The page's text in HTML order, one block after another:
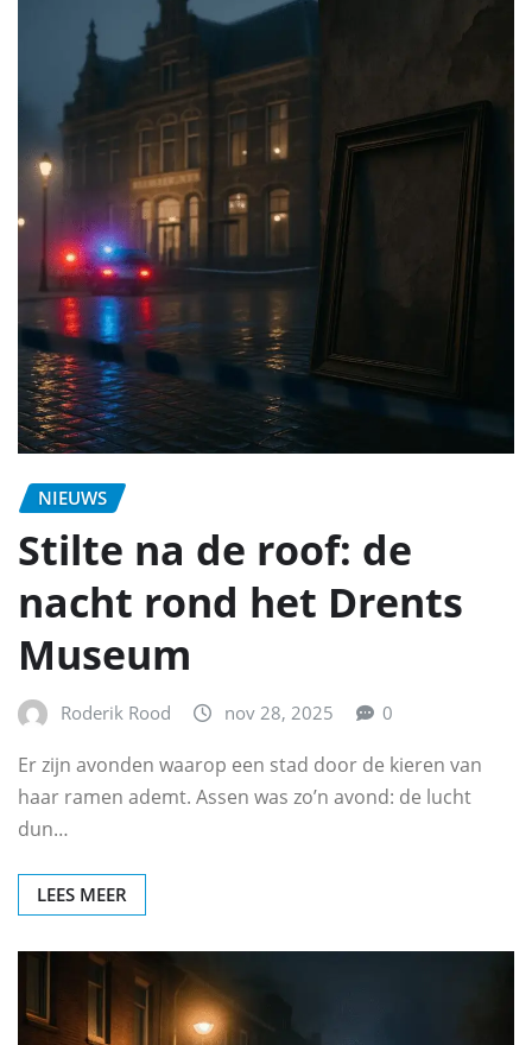
NIEUWS
Stilte na de roof: de
nacht rond het Drents
Museum
Roderik Rood nov 28, 2025 0
Er zijn avonden waarop een stad door de kieren van
haar ramen ademt. Assen was zo’n avond: de lucht
dun…
LEES MEER